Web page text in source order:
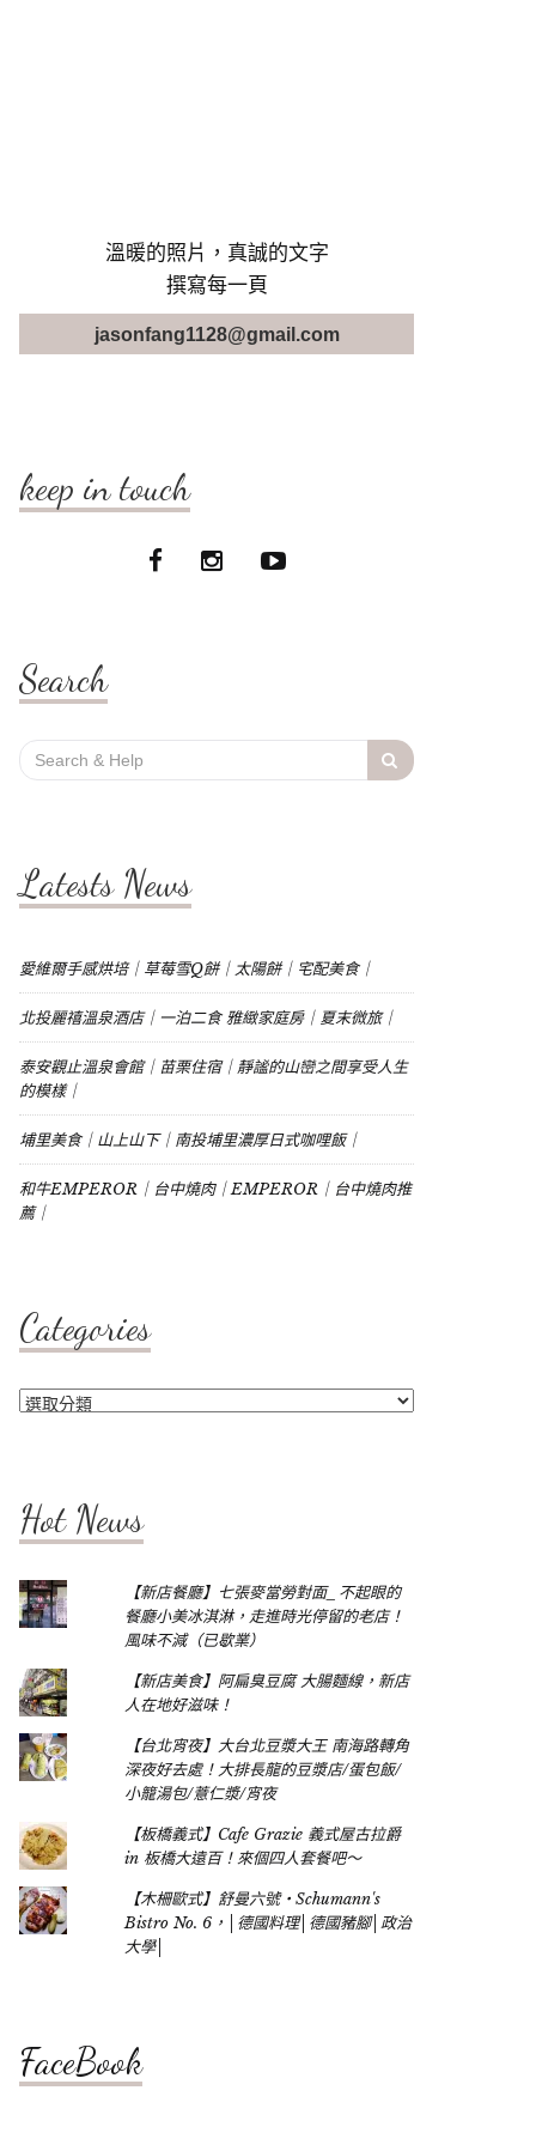
溫暖的照片，真誠的文字
撰寫每一頁
jasonfang1128@gmail.com
keep in touch
Search
Search
for:
Latests News
愛維爾手感烘培｜草莓雪Q餅｜太陽餅｜宅配美食｜
北投麗禧溫泉酒店｜一泊二食 雅緻家庭房｜夏末微旅｜
泰安觀止溫泉會館｜苗栗住宿｜靜謐的山巒之間享受人生
的模樣｜
埔里美食｜山上山下｜南投埔里濃厚日式咖哩飯｜
和牛EMPEROR｜台中燒肉｜EMPEROR｜台中燒肉推
薦｜
Categories
Categories
Hot News
【新店餐廳】七張麥當勞對面_不起眼的
餐廳小美冰淇淋，走進時光停留的老店！
風味不減（已歇業）
【新店美食】阿扁臭豆腐 大腸麵線，新店
人在地好滋味！
【台北宵夜】大台北豆漿大王 南海路轉角
深夜好去處！大排長龍的豆漿店/蛋包飯/
小籠湯包/薏仁漿/宵夜
【板橋義式】Cafe Grazie 義式屋古拉爵
in 板橋大遠百！來個四人套餐吧～
【木柵歐式】舒曼六號‧Schumann's
Bistro No. 6，│德國料理│德國豬腳│政治
大學│
FaceBook